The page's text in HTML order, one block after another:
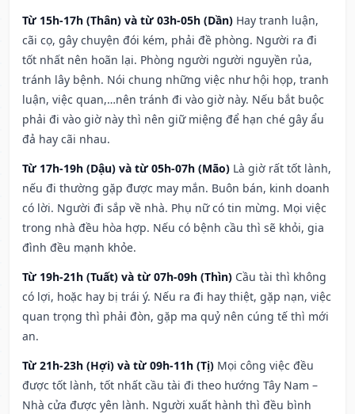
Từ 15h-17h (Thân) và từ 03h-05h (Dần) Hay tranh luận,
cãi cọ, gây chuyện đói kém, phải đề phòng. Người ra đi
tốt nhất nên hoãn lại. Phòng người người nguyền rủa,
tránh lây bệnh. Nói chung những việc như hội họp, tranh
luận, việc quan,…nên tránh đi vào giờ này. Nếu bắt buộc
phải đi vào giờ này thì nên giữ miệng để hạn ché gây ẩu
đả hay cãi nhau.
Từ 17h-19h (Dậu) và từ 05h-07h (Mão) Là giờ rất tốt lành,
nếu đi thường gặp được may mắn. Buôn bán, kinh doanh
có lời. Người đi sắp về nhà. Phụ nữ có tin mừng. Mọi việc
trong nhà đều hòa hợp. Nếu có bệnh cầu thì sẽ khỏi, gia
đình đều mạnh khỏe.
Từ 19h-21h (Tuất) và từ 07h-09h (Thìn) Cầu tài thì không
có lợi, hoặc hay bị trái ý. Nếu ra đi hay thiệt, gặp nạn, việc
quan trọng thì phải đòn, gặp ma quỷ nên cúng tế thì mới
an.
Từ 21h-23h (Hợi) và từ 09h-11h (Tị) Mọi công việc đều
được tốt lành, tốt nhất cầu tài đi theo hướng Tây Nam –
Nhà cửa được yên lành. Người xuất hành thì đều bình